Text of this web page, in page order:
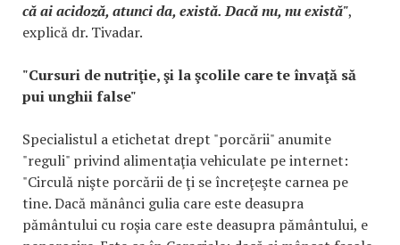
că ai acidoză, atunci da, există. Dacă nu, nu există",
explică dr. Tivadar.
"Cursuri de nutriţie, şi la şcolile care te învaţă să
pui unghii false"
Specialistul a etichetat drept "porcării" anumite
"reguli" privind alimentaţia vehiculate pe internet:
"Circulă nişte porcării de ţi se încreţeşte carnea pe
tine. Dacă mănânci gulia care este deasupra
pământului cu roşia care este deasupra pământului, e